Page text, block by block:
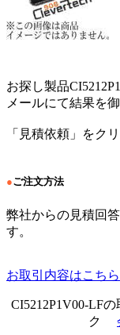
お探し製品
メールにて結果を
「見積依頼」をク
●ご注文方法
弊社からの見積回
す。
お取引内容はこちら
CI5212P1V00-LF
ク